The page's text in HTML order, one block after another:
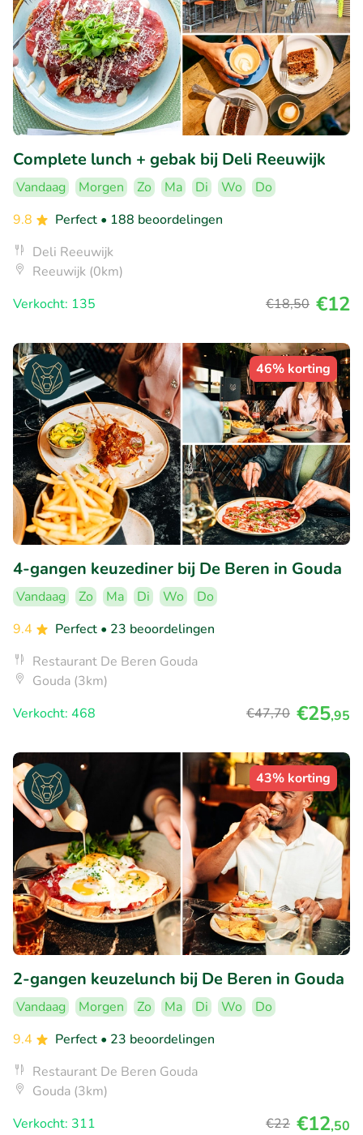
Complete lunch + gebak bij Deli Reeuwijk
Vandaag Morgen Zo Ma Di Wo
Do
9.8
Perfect • 188 beoordelingen
Deli Reeuwijk
Reeuwijk (0km)
Verkocht: 135
€18,50 €12
46% korting
4-gangen keuzediner bij De Beren in Gouda
Vandaag Zo Ma Di Wo
Do
9.4
Perfect • 23 beoordelingen
Restaurant De Beren Gouda
Gouda (3km)
Verkocht: 468
€47,70 €25,95
43% korting
2-gangen keuzelunch bij De Beren in Gouda
Vandaag Morgen Zo Ma Di Wo
Do
9.4
Perfect • 23 beoordelingen
Restaurant De Beren Gouda
Gouda (3km)
Verkocht: 311
€22 €12,50